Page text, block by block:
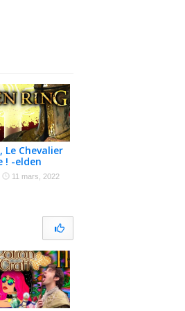
Le Chevalier
! -elden
11 mars, 2022